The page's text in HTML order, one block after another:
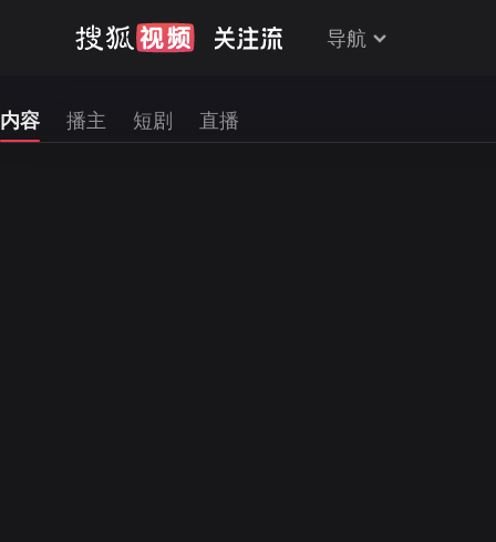
导航
内容 播主 短剧 直播